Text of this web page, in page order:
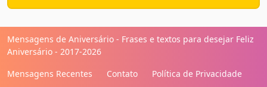
Mensagens de Aniversário - Frases e textos para desejar Feliz
Aniversário - 2017-2026
Mensagens Recentes
Contato
Política de Privacidade